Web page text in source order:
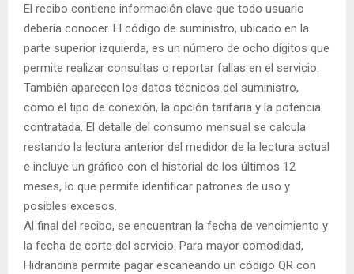
El recibo contiene información clave que todo usuario
debería conocer. El código de suministro, ubicado en la
parte superior izquierda, es un número de ocho dígitos que
permite realizar consultas o reportar fallas en el servicio.
También aparecen los datos técnicos del suministro,
como el tipo de conexión, la opción tarifaria y la potencia
contratada. El detalle del consumo mensual se calcula
restando la lectura anterior del medidor de la lectura actual
e incluye un gráfico con el historial de los últimos 12
meses, lo que permite identificar patrones de uso y
posibles excesos.
Al final del recibo, se encuentran la fecha de vencimiento y
la fecha de corte del servicio. Para mayor comodidad,
Hidrandina permite pagar escaneando un código QR con